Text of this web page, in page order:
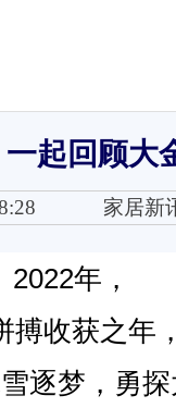
起回顾大
18:28 家居新
2022年，
搏收获之年
逐梦，勇